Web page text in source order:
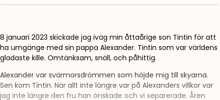
8 januari 2023 skickade jag iväg min åttaårige son Tintin för att
ha umgänge med sin pappa Alexander. Tintin som var världens
gladaste kille. Omtänksam, snäll, och påhittig.
Alexander var svärmorsdrömmen som höjde mig till skyarna.
Sen kom Tintin. När allt inte längre var på Alexanders villkor var
jag inte längre den fru han önskade och vi separerade. Åren